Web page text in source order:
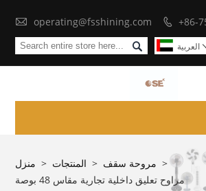
 operating@fsshining.com  +86-
 العربية
منزل > المنتجات > مروحة سقف >
مراوح تعليق داخلية تجارية مقاس 48 بوصة